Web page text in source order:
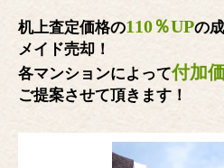
机上査定価格の110％UPの
メイド売却！
各マンションによって付加
ご提案させて頂きます！